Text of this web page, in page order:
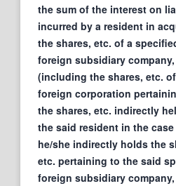
the sum of the interest on
incurred by a resident in
the shares, etc. of a
foreign subsidiary
(including the shares, etc.
foreign corporation
the shares, etc. indirectly
the said resident in the case
he/she indirectly holds the
etc. pertaining to the said
foreign subsidiary